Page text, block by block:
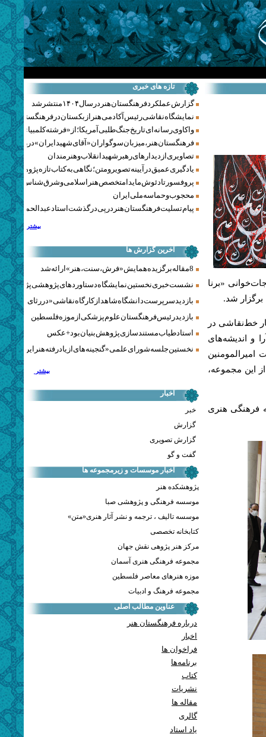
تازه های خبری
گزارش عملکرد فرهنگستان هنر در سال ۱۴۰۴ منتشر شد
نمایشگاه نقاشی رئیس آکادمی هنر ازبکستان در فرهنگستان هنر
واکاوی رسانه‌ای تاریخ جنگ‌طلبی آمریکا؛ از «فرشته کلمبیا» تا
فرهنگستان هنر، میزبان سوگواران «آقای شهید ایران» در
تصاویری از دیدارهای رهبر شهید انقلاب و هنرمندان
یادگیری عمیق در آیینه تصویر و متن؛ نگاهی به کتاب تازه پژوهشکده
پروفسور تادئوش مایدا متخصص هنر اسلامی و شرق‌شناس
محجوب و حماسه ملی ایران
پیام تسلیت فرهنگستان هنر در پی درگذشت استاد عبدالحمید
بیشتر
آخرین گزارش ها
8 مقاله برگزیده همایش «فرش، سنت، هنر» ارائه شد
نشست خبری نخستین نمایشگاه دستاوردهای پژوهشی
بازدید سرپرست دانشگاه شاهد از کارگاه نقاشی «در رثای سیمرغ
بازدید رئیس فرهنگستان علوم پزشکی از موزه فلسطین
استاد طیاب مستندسازی پژوهش‌بنیان بود + عکس
نخستین جلسه شورای علمی «گنجینه‌های ازیادرفته هنر ایران»
بیشتر
اخبار
خبر
گزارش
گزارش تصویری
گفت و گو
اخبار موسسات و زیرمجموعه ها
پژوهشکده هنر
موسسه فرهنگی و پژوهشی صبا
موسسه تالیف ، ترجمه و نشر آثار هنری«متن»
کتابخانه تخصصی
مرکز هنر پژوهی نقش جهان
مجموعه فرهنگی هنری آسمان
موزه هنرهای معاصر فلسطین
مجموعه فرهنگ و ادبیات
عناوین مطالب اصلی
درباره فرهنگستان هنر
اخبار
فراخوان ها
برنامه‌ها
کتاب
نشریات
مقاله ها
گالری
یاد استاد
«برنا
خط‌نقاشی در
بود و درباره آرا و اندیشه‌های
6 اثر با موضوع حضرت امیرالمومنین
این مجموعه،
فرهنگی هنری